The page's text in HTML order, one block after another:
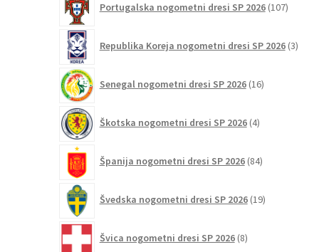
Portugalska nogometni dresi SP 2026 107
Republika Koreja nogometni dresi SP 2026 3
Senegal nogometni dresi SP 2026 16izdelkov
Škotska nogometni dresi SP 2026 4izdelki
Španija nogometni dresi SP 2026 84izdelkov
Švedska nogometni dresi SP 2026 19izdelkov
Švica nogometni dresi SP 2026 8izdelkov